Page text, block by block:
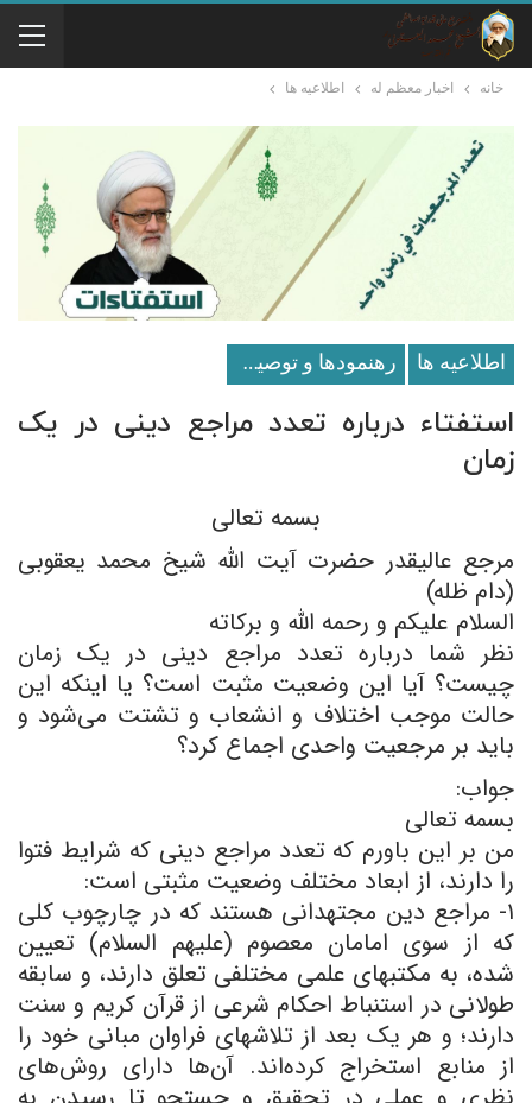
خانه اخبار معظم له اطلاعيه ها
اطلاعيه ها رهنمودها و توصیه ها
استفتاء درباره تعدد مراجع دینی در یک
زمان
بسمه تعالی
مرجع عالیقدر حضرت آیت الله شیخ محمد یعقوبی
(دام ظله)
السلام علیکم و رحمه الله و برکاته
نظر شما درباره تعدد مراجع دینی در یک زمان
چیست؟ آیا این وضعیت مثبت است؟ یا اینکه این
حالت موجب اختلاف و انشعاب و تشتت می‌شود و
باید بر مرجعیت واحدی اجماع کرد؟
جواب:
بسمه تعالی
من بر این باورم که تعدد مراجع دینی که شرایط فتوا
را دارند، از ابعاد مختلف وضعیت مثبتی است:
۱- مراجع دین مجتهدانی هستند که در چارچوب کلی
که از سوی امامان معصوم (علیهم السلام) تعیین
شده، به مکتبهای علمی مختلفی تعلق دارند، و سابقه
طولانی در استنباط احکام شرعی از قرآن کریم و سنت
دارند؛ و هر یک بعد از تلاشهای فراوان مبانی خود را
از منابع استخراج کرده‌اند. آن‌ها دارای روش‌های